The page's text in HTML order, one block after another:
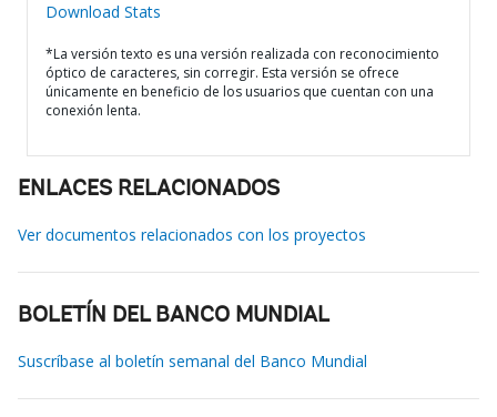
Download Stats
*La versión texto es una versión realizada con reconocimiento
óptico de caracteres, sin corregir. Esta versión se ofrece
únicamente en beneficio de los usuarios que cuentan con una
conexión lenta.
ENLACES RELACIONADOS
Ver documentos relacionados con los proyectos
BOLETÍN DEL BANCO MUNDIAL
Suscríbase al boletín semanal del Banco Mundial